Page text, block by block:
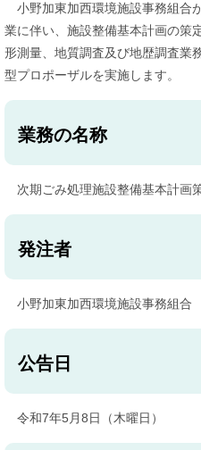
小野加東加西環境施設事務組合
業に伴い、施設整備基本計画の策
形測量、地質調査及び地歴調査業
型プロポーザルを実施します。
業務の名称
次期ごみ処理施設整備基本計画
発注者
小野加東加西環境施設事務組合
公告日
令和7年5月8日（木曜日）